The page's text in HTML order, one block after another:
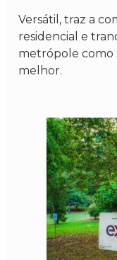
Versátil, traz a
residencial e
metrópole como
melhor.